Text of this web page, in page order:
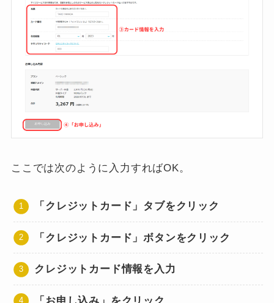
ここでは次のように入力すればOK。
「クレジットカード」タブをクリック
「クレジットカード」ボタンをクリック
クレジットカード情報を入力